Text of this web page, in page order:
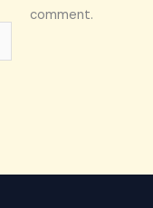
comment.